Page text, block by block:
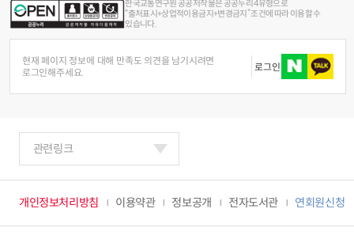
한국교통연구원 공공저작물은 공공누리 4유형으로
“출처표시+상업적이용금지+변경금지” 조건에 따라 이용할 수
있습니다.
현재 페이지 정보에 대해 만족도 의견을 남기시려면
로그인해주세요.
로그인
개인정보처리방침 이용약관 정보공개 전자도서관 연회원신청
관련링크